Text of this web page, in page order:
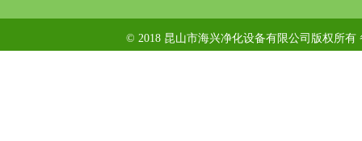
© 2018 昆山市海兴净化设备有限公司版权所有